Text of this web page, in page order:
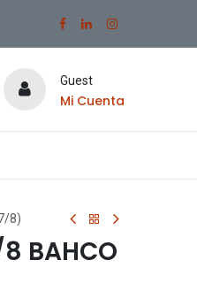
Guest
Mi Cuenta
8)
8 BAHCO